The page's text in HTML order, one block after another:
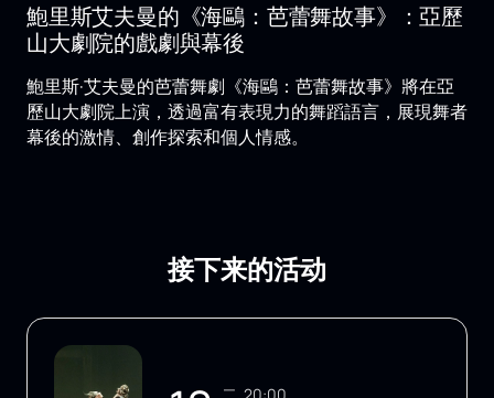
鮑里斯艾夫曼的《海鷗：芭蕾舞故事》：亞歷
山大劇院的戲劇與幕後
鮑里斯·艾夫曼的芭蕾舞劇《海鷗：芭蕾舞故事》將在亞
歷山大劇院上演，透過富有表現力的舞蹈語言，展現舞者
幕後的激情、創作探索和個人情感。
接下来的活动